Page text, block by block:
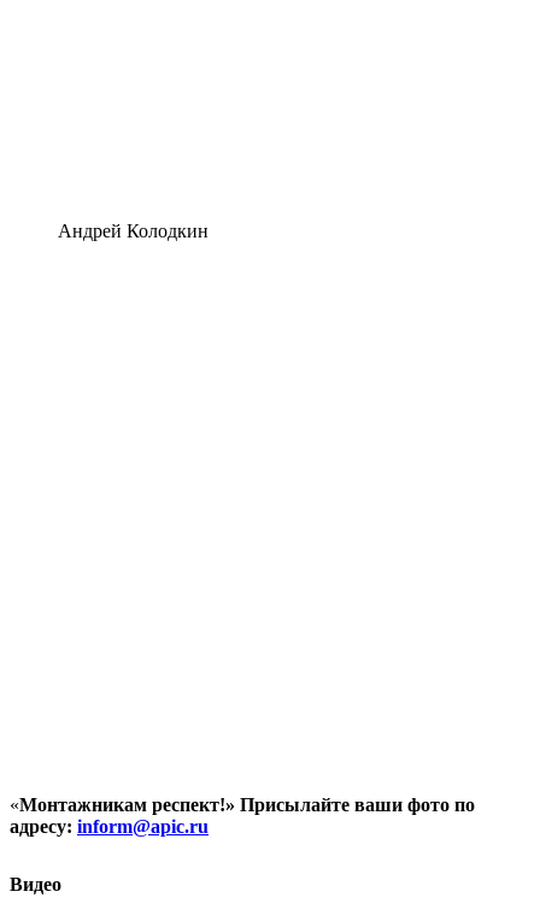
Андрей Колодкин
«Монтажникам респект!» Присылайте ваши фото по
адресу: inform@apic.ru
Видео